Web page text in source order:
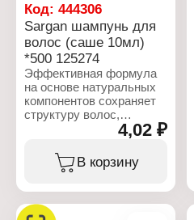
Код: 444306
Sargan шампунь для
волос (саше 10мл)
*500 125274
Эффективная формула
на основе натуральных
компонентов сохраняет
структуру волос,
придает волосам
мягкость и здоровый
блеск, подходит для
ежедневного
Характеристики:
4,02 ₽
В корзину